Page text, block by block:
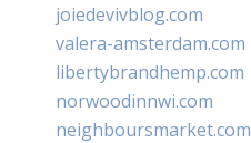
joiedevivblog.com
valera-amsterdam.com
libertybrandhemp.com
norwoodinnwi.com
neighboursmarket.com